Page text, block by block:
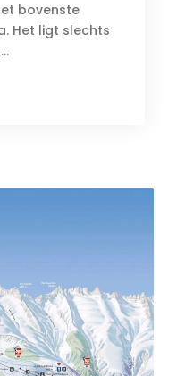
bovenste
Het ligt slechts